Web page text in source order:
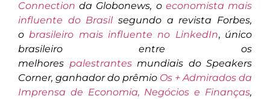
Connection da Globonews, o economista mais
influente do Brasil segundo a revista Forbes,
obrasileiro mais influente no LinkedIn, único
brasileiro entre os
melhores palestrantes mundiais do Speakers
Corner, ganhador do prêmio Os + Admirados da
Imprensa de Economia, Negócios e Finanças,